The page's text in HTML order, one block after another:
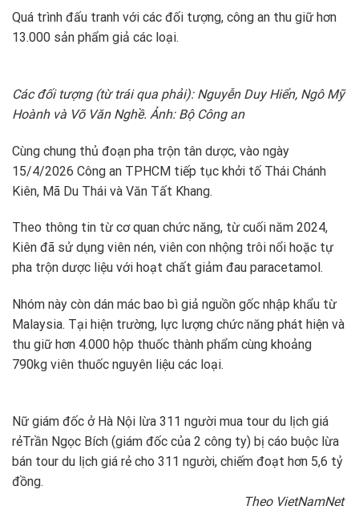
Quá trình đấu tranh với các đối tượng, công an thu giữ hơn
13.000 sản phẩm giả các loại.
Các đối tượng (từ trái qua phải): Nguyễn Duy Hiển, Ngô Mỹ
Hoành và Võ Văn Nghề. Ảnh: Bộ Công an
Cùng chung thủ đoạn pha trộn tân dược, vào ngày
15/4/2026 Công an TPHCM tiếp tục khởi tố Thái Chánh
Kiên, Mã Du Thái và Văn Tất Khang.
Theo thông tin từ cơ quan chức năng, từ cuối năm 2024,
Kiên đã sử dụng viên nén, viên con nhộng trôi nổi hoặc tự
pha trộn dược liệu với hoạt chất giảm đau paracetamol.
Nhóm này còn dán mác bao bì giả nguồn gốc nhập khẩu từ
Malaysia. Tại hiện trường, lực lượng chức năng phát hiện và
thu giữ hơn 4.000 hộp thuốc thành phẩm cùng khoảng
790kg viên thuốc nguyên liệu các loại.
Nữ giám đốc ở Hà Nội lừa 311 người mua tour du lịch giá
rẻTrần Ngọc Bích (giám đốc của 2 công ty) bị cáo buộc lừa
bán tour du lịch giá rẻ cho 311 người, chiếm đoạt hơn 5,6 tỷ
đồng.
Theo VietNamNet